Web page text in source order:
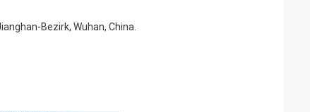
Bezirk, Wuhan, China.